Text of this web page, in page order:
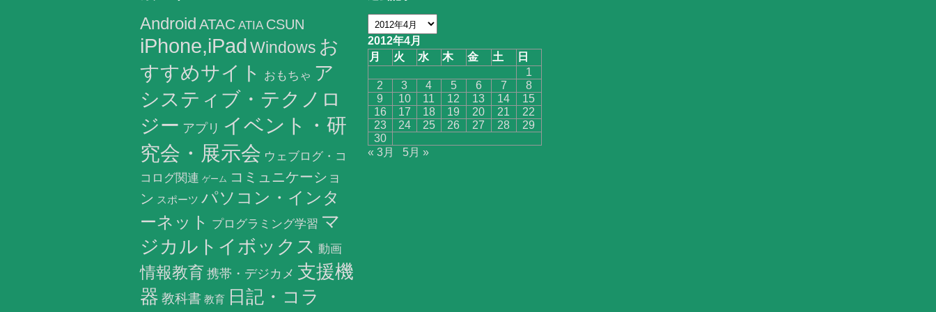
Android ATAC ATIA CSUN
iPhone,iPadWindows お
すすめサイト おもちゃ ア
システィブ・テクノロ
ジー アプリ イベント・研
究会・展示会 ウェブログ・コ
コログ関連 ゲーム コミュニケーショ
ン スポーツ パソコン・インタ
ーネット プログラミング学習 マ
ジカルトイボックス 動画
情報教育 携帯・デジカメ 支援機
器 教科書 教育 日記・コラ
2012年4月
月
火 水 木 金 土
日
1
2
3 4 5 6 7
8
9
10 11 12 13 14
15
16
17 18 19 20 21
22
23
24 25 26 27 28
29
30
« 3月
5月 »